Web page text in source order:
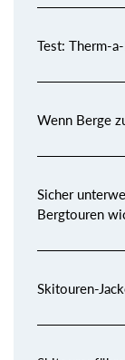
Test: Therm-
Wenn Berge
Sicher
Bergtouren
Skitouren-